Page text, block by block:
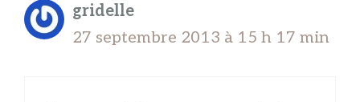
gridelle
27 septembre 2013 à 15 h 17 min